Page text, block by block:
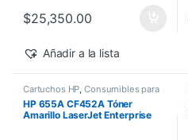
$25,350.00
Añadir a la lista
Cartuchos HP,Consumibles para
Impresoras,Nuevos Productos
Sobre Pedido,Toner Original
HP 655A CF452A Tóner
Amarillo LaserJet Enterprise